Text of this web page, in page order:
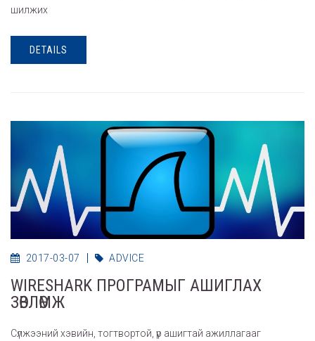
шилжих
DETAILS
2017-03-07 ADVICE
WIRESHARK ПРОГРАМЫГ АШИГЛАХ
ЗӨВЛӨМЖ
Сүлжээний хэвийн, тогтвортой, үр ашигтай ажиллагааг